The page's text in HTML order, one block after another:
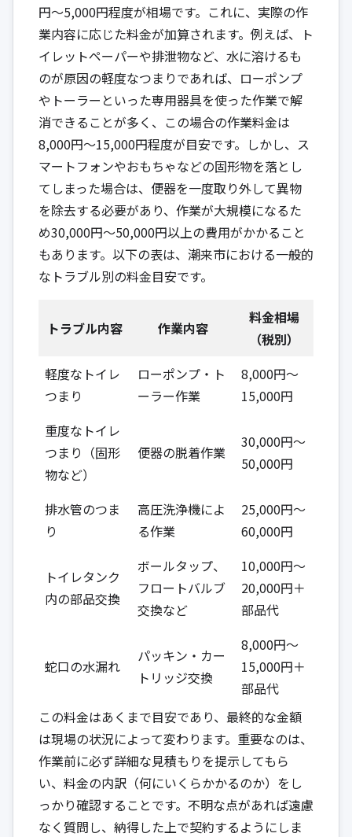
円〜5,000円程度が相場です。これに、実際の作
業内容に応じた料金が加算されます。例えば、ト
イレットペーパーや排泄物など、水に溶けるも
のが原因の軽度なつまりであれば、ローポンプ
やトーラーといった専用器具を使った作業で解
消できることが多く、この場合の作業料金は
8,000円〜15,000円程度が目安です。しかし、ス
マートフォンやおもちゃなどの固形物を落とし
てしまった場合は、便器を一度取り外して異物
を除去する必要があり、作業が大規模になるた
め30,000円〜50,000円以上の費用がかかること
もあります。以下の表は、潮来市における一般的
なトラブル別の料金目安です。
トラブル内容 作業内容
料金相場
（税別）
軽度なトイレ
つまり
ローポンプ・ト
ーラー作業
8,000円～
15,000円
重度なトイレ
つまり（固形
物など）
便器の脱着作業
30,000円～
50,000円
排水管のつま
り
高圧洗浄機によ
る作業
25,000円～
60,000円
トイレタンク
内の部品交換
ボールタップ、
フロートバルブ
交換など
10,000円～
20,000円＋
部品代
蛇口の水漏れ
パッキン・カー
トリッジ交換
8,000円～
15,000円＋
部品代
この料金はあくまで目安であり、最終的な金額
は現場の状況によって変わります。重要なのは、
作業前に必ず詳細な見積もりを提示してもら
い、料金の内訳（何にいくらかかるのか）をし
っかり確認することです。不明な点があれば遠慮
なく質問し、納得した上で契約するようにしま